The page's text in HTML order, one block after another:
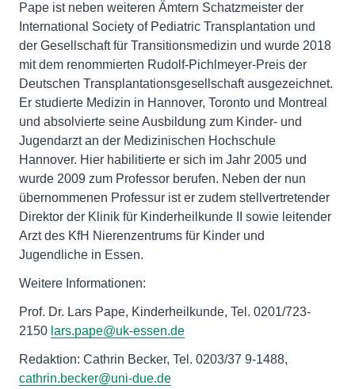
Pape ist neben weiteren Ämtern Schatzmeister der
International Society of Pediatric Transplantation und
der Gesellschaft für Transitionsmedizin und wurde 2018
mit dem renommierten Rudolf-Pichlmeyer-Preis der
Deutschen Transplantationsgesellschaft ausgezeichnet.
Er studierte Medizin in Hannover, Toronto und Montreal
und absolvierte seine Ausbildung zum Kinder- und
Jugendarzt an der Medizinischen Hochschule
Hannover. Hier habilitierte er sich im Jahr 2005 und
wurde 2009 zum Professor berufen. Neben der nun
übernommenen Professur ist er zudem stellvertretender
Direktor der Klinik für Kinderheilkunde II sowie leitender
Arzt des KfH Nierenzentrums für Kinder und
Jugendliche in Essen.
Weitere Informationen:
Prof. Dr. Lars Pape, Kinderheilkunde, Tel. 0201/723-
2150 lars.pape@uk-essen.de
Redaktion: Cathrin Becker, Tel. 0203/37 9-1488,
cathrin.becker@uni-due.de